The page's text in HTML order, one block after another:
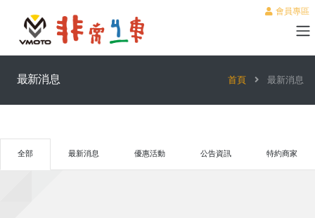
會員專區
最新消息 首頁 最新消息
全部 最新消息 優惠活動 公告資訊 特約商家